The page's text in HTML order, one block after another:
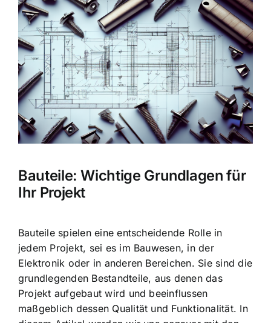
grösseres
Bild
Bauteile: Wichtige Grundlagen für
Ihr Projekt
Bauteile spielen eine entscheidende Rolle in
jedem Projekt, sei es im Bauwesen, in der
Elektronik oder in anderen Bereichen. Sie sind die
grundlegenden Bestandteile, aus denen das
Projekt aufgebaut wird und beeinflussen
maßgeblich dessen Qualität und Funktionalität. In